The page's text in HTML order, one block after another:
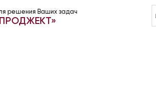
решения Ваших задач